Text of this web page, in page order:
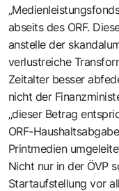
abseits des ORF.
anstelle der
verlustreiche
Zeitalter besser
nicht der
„dieser Betrag
ORF-
Printmedien
Nicht nur in der ÖVP
Startaufstellung vor